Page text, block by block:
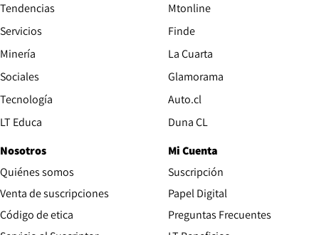
Tendencias
Servicios
Minería
Sociales
Tecnología
LT Educa
Mtonline
Finde
La Cuarta
Glamorama
Auto.clOpens in new window
Duna CLOpens in new window
Nosotros
Quiénes somos
Venta de suscripciones
Código de etica Opens in new window
Mi Cuenta
Suscripción
Papel DigitalOpens in new
Preguntas Frecuentes